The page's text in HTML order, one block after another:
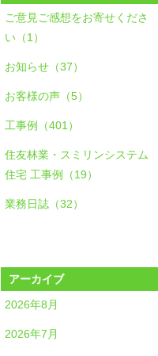
ご意見ご感想をお寄せくださ
い（1）
お知らせ（37）
お客様の声（5）
工事例（401）
住友林業・スミリンシステム
住宅 工事例（19）
業務日誌（32）
アーカイブ
2026年8月
2026年7月